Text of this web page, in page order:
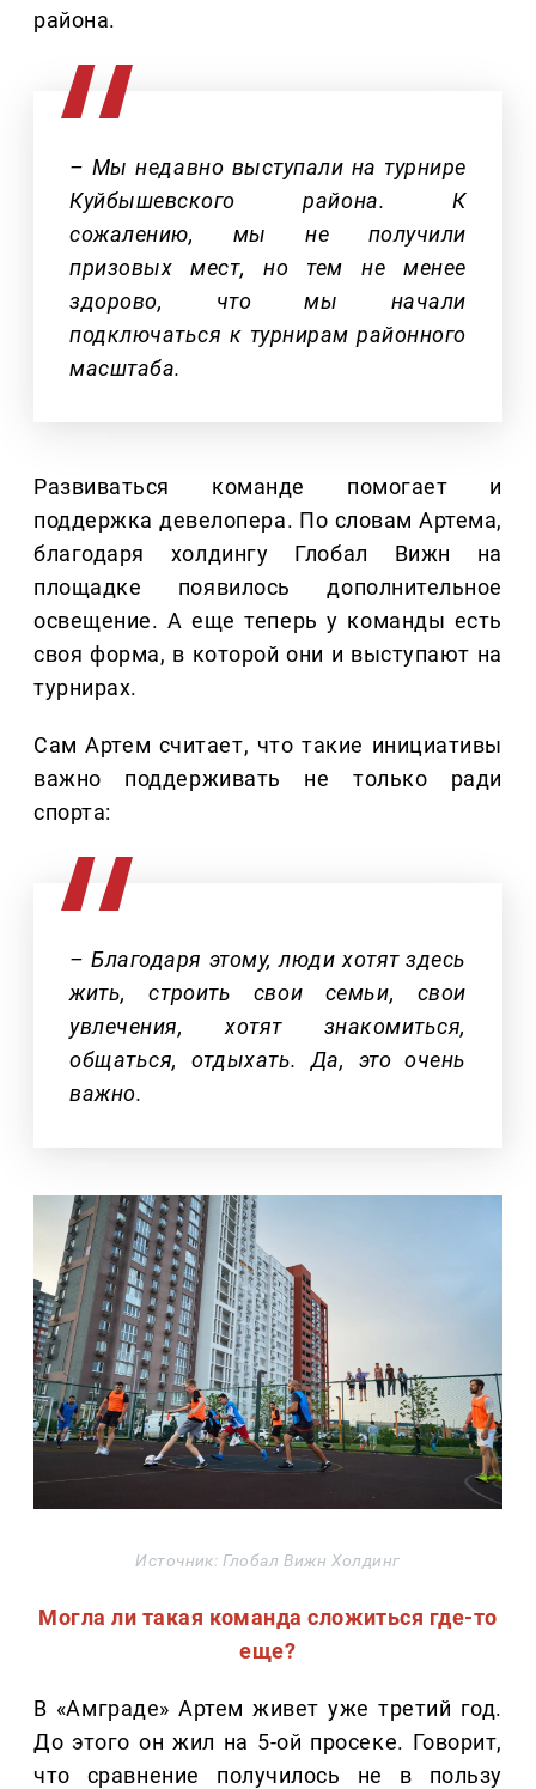
района.
– Мы недавно выступали на турнире
Куйбышевского района. К
сожалению, мы не получили
призовых мест, но тем не менее
здорово, что мы начали
подключаться к турнирам районного
масштаба.
Развиваться команде помогает и
поддержка девелопера. По словам Артема,
благодаря холдингу Глобал Вижн на
площадке появилось дополнительное
освещение. А еще теперь у команды есть
своя форма, в которой они и выступают на
турнирах.
Сам Артем считает, что такие инициативы
важно поддерживать не только ради
спорта:
– Благодаря этому, люди хотят здесь
жить, строить свои семьи, свои
увлечения, хотят знакомиться,
общаться, отдыхать. Да, это очень
важно.
Источник: Глобал Вижн Холдинг
Могла ли такая команда сложиться где-то
еще?
В «Амграде» Артем живет уже третий год.
До этого он жил на 5-ой просеке. Говорит,
что сравнение получилось не в пользу